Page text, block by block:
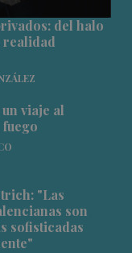
del halo
realidad
un viaje al
"Las
son
sofisticadas